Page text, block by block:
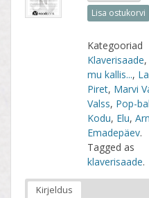
Lisa ostukorvi
Kategooriad
Klaverisaade,
mu kallis...,
Piret, Marvi
Valss, Pop-
Kodu, Elu,
Emadepäev.
Tagged as
klaverisaade.
Kirjeldus